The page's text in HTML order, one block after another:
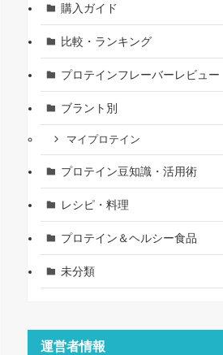
購入ガイド
比較・ランキング
プロテインフレーバーレビュー
ブラント別
マイプロテイン
プロテイン豆知識・活用術
レシピ・料理
プロテイン＆ヘルシー食品
未分類
運営者情報